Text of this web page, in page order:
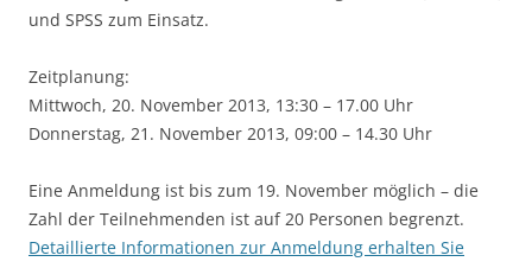
und SPSS zum Einsatz.
Zeitplanung:
Mittwoch, 20. November 2013, 13:30 – 17.00 Uhr
Donnerstag, 21. November 2013, 09:00 – 14.30 Uhr
Eine Anmeldung ist bis zum 19. November möglich – die
Zahl der Teilnehmenden ist auf 20 Personen begrenzt.
Detaillierte Informationen zur Anmeldung erhalten Sie